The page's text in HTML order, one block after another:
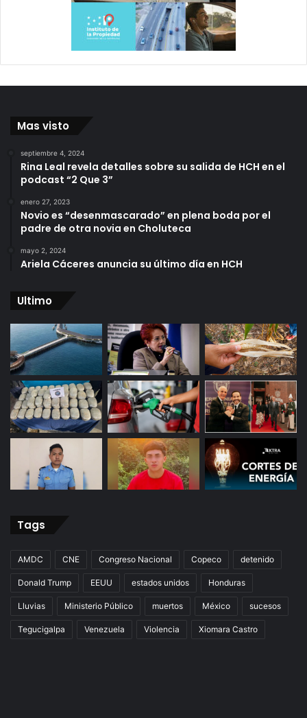
Mas visto
septiembre 4, 2024
Rina Leal revela detalles sobre su salida de HCH en el
podcast “2 Que 3”
enero 27, 2023
Novio es “desenmascarado” en plena boda por el
padre de otra novia en Choluteca
mayo 2, 2024
Ariela Cáceres anuncia su último día en HCH
Ultimo
Tags
AMDC CNE Congreso Nacional Copeco detenido
Donald Trump EEUU estados unidos Honduras
Lluvias Ministerio Público muertos México sucesos
Tegucigalpa Venezuela Violencia Xiomara Castro